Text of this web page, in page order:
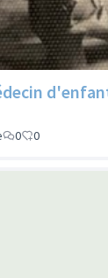
0 0